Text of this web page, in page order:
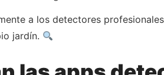
a los detectores
jardín.